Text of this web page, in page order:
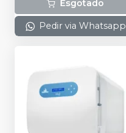
Esgotado
Pedir via Whatsapp